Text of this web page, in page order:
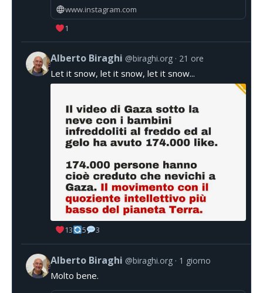
www.instagram.com
1
Alberto Biraghi @biraghi.org 21 ore
Let it snow, let it snow, let it snow...
13 5 3
Alberto Biraghi @biraghi.org 1 giorno
Molto bene.